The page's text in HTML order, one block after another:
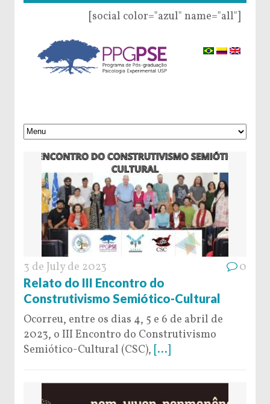
[social color="azul" name="all"]
3 de July de 2023 0
Relato do III Encontro do
Construtivismo Semiótico-Cultural
Ocorreu, entre os dias 4, 5 e 6 de abril de
2023, o III Encontro do Construtivismo
Semiótico-Cultural (CSC), [...]